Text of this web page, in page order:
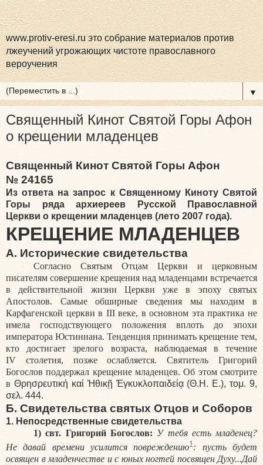
www.protiv-eresi.ru это собрание материалов против
лжеучений угрожающих чистоте православного
вероучения
▼
Священный Кинот Святой Горы Афон
о крещении младенцев
Священный Кинот Святой Горы Афон
№ 24165
Из ответа на запрос к Священному Киноту Святой
Горы ряда архиереев Русской Православной
Церкви о крещении младенцев (лето 2007 года).
КРЕЩЕНИЕ МЛАДЕНЦЕВ
А. Исторические свидетельства
Согласно Святым Отцам Церкви и церковным
писателям совершение крещения над младенцами встречается
в действительной жизни Церкви уже в эпоху святых
Апостолов. Самые обширные сведения мы находим в
Карфагенской церкви в III веке, в основном эта практика не
имела господствующего положения вплоть до эпохи
императора Юстиниана. Тенденция принимать крещение тем,
кто достигает зрелого возраста, наблюдаемая в течение
IV столетия, позже ослабляется. Святитель Григорий
Богослов поддержал крещение младенцев. Об этом смотрите
в Θρησρευτική καί Ἠθικῇ Ἐγκυκλοπαιδείᾳ(Θ.Η . Ε.),τομ. 9,
σελ. 444.
Б. Свидетельства святых Отцов и Соборов
1. Непосредственные свидетельства
1) свт. Григорий Богослов: У тебя есть младенец?
Не давай времени усилится повреждению1 : пусть будет
освящен в младенчестве и с юных ногтей посвящен Духу...Дай